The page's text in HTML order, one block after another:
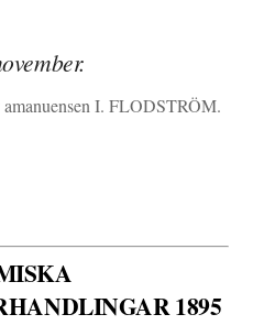
I. FLODSTRÖM.
1895